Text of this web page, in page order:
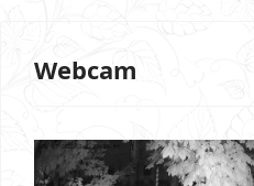
Webcam